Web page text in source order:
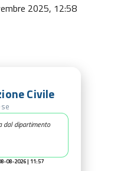
2025, 12:58
Civile
dal dipartimento
08-2026 | 11:57